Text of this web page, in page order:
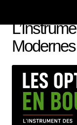
Les
Modernes